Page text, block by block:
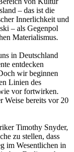
– das ist die
Innerlichkeit und
– als Gegenpol
Materialismus.
in Deutschland
entdecken
wir beginnen
Linien des
vor fortwirken.
Weise bereits vor 20
Timothy Snyder,
zu stellen, dass
im Wesentlichen in